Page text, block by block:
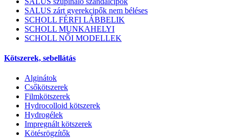
SALUS zárt gyerekcipők nem béléses
SCHOLL FÉRFI LÁBBELIK
SCHOLL MUNKAHELYI
SCHOLL NŐI MODELLEK
Kötszerek, sebellátás
Alginátok
Csőkötszerek
Filmkötszerek
Hydrocolloid kötszerek
Hydrogélek
Impregnált kötszerek
Kötésrögzítők